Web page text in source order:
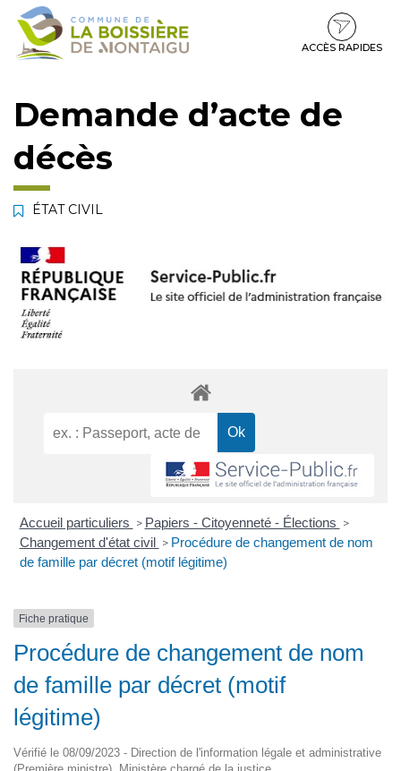
Gestion des traceurs
Aller
Aller
contenu
Aller
pied
ACCÈS RAPIDES
Demande d’acte de
décès
ÉTAT CIVIL
Accueil particuliers > Papiers - Citoyenneté - Élections >
Changement d'état civil > Procédure de changement de nom
de famille par décret (motif légitime)
Fiche pratique
Procédure de changement de nom
de famille par décret (motif
légitime)
Vérifié le 08/09/2023 - Direction de l'information légale et administrative